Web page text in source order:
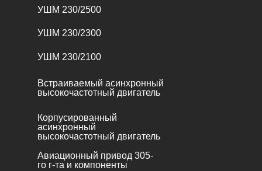
Авиационный привод 305-
го г-та и компоненты
Корпусированный
асинхронный
высокочастотный двигатель
Встраиваемый асинхронный
высокочастотный двигатель
УШМ 230/2100
УШМ 230/2300
УШМ 230/2500